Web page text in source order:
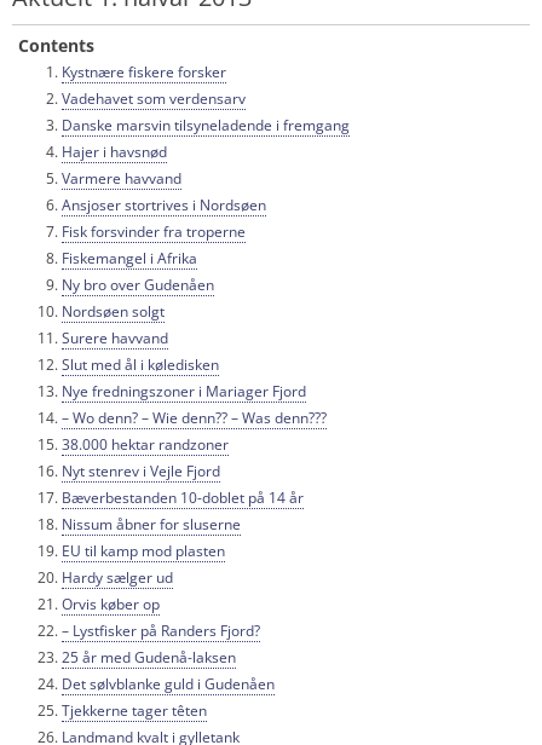
Contents
Kystnære fiskere forsker
Vadehavet som verdensarv
Danske marsvin tilsyneladende i fremgang
Hajer i havsnød
Varmere havvand
Ansjoser stortrives i Nordsøen
Fisk forsvinder fra troperne
Fiskemangel i Afrika
Ny bro over Gudenåen
Nordsøen solgt
Surere havvand
Slut med ål i køledisken
Nye fredningszoner i Mariager Fjord
– Wo denn? – Wie denn?? – Was denn???
38.000 hektar randzoner
Nyt stenrev i Vejle Fjord
Bæverbestanden 10-doblet på 14 år
Nissum åbner for sluserne
EU til kamp mod plasten
Hardy sælger ud
Orvis køber op
– Lystfisker på Randers Fjord?
25 år med Gudenå-laksen
Det sølvblanke guld i Gudenåen
Tjekkerne tager têten
Landmand kvalt i gylletank